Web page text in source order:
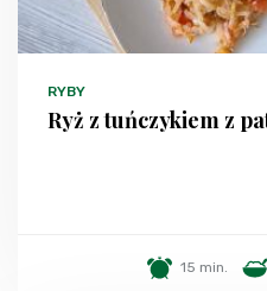
RYBY
Ryż z tuńczykiem z
15 min.